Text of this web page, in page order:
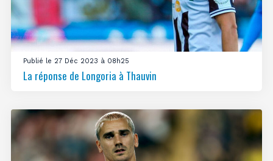
Publié le 27 Déc 2023 à 08h25
La réponse de Longoria à Thauvin